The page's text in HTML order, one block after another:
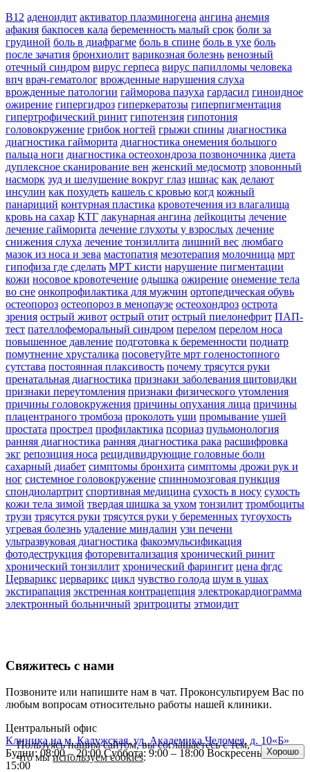
B12 аденоидит активатор плазминогена ангина анемия
афакия бакпосев кала беременность малый срок боли за
грудиной боль в диафрагме боль в спине боль в ухе боль
после зачатия бронхиолит варикозная болезнь венозный
отечный синдром вирус герпеса вирус папилломы человека
впч врач-гематолог врожденные нарушения слуха
врожденные патологии гайморова пазуха гардасил гиноидное
ожирение гипергидроз гиперкератозы гиперпигментация
гипертрофический ринит гипотензия гипотония
головокружение грибок ногтей грыжи спины диагностика
диагностика гайморита диагностика онемения большого
пальца ноги диагностика остеохондроза позвоночника диета
дуплексное сканирование вен женский медосмотр зловонный
насморк зуд и шелушение вокруг глаз ишиас как делают
инсулин как похудеть кашель с кровью когд кожный
панариций контурная пластика кровотечения из влагалища
кровь на сахар КТГ лакунарная ангина лейкоциты лечение
лечение гайморита лечение глухоты у взрослых лечение
снижения слуха лечение тонзиллита лишний вес люмбаго
мазок из носа и зева мастопатия мезотерапия молочница мрт
гипофиза где сделать МРТ кисти нарушение пигментации
кожи носовое кровотечение одышка ожирение онемение тела
во сне онкопрофилактика для мужчин ортопедическая обувь
остеопороз остеопороз в менопаузе остеохондроз острота
зрения острый живот острый отит острый пиелонефрит ПАП-
тест пателлофеморальный синдром перелом перелом носа
повышенное давление подготовка к беременности подиатр
помутнение хрусталика посоветуйте мрт голеностопного
сутстава постоянная плаксивость почему трясутся руки
пренатальная диагностика признаки заболевания щитовидки
признаки переутомления признаки физического утомления
причины головокружения причины опухания лица причины
плацентраного тромбоза проколоть уши промывание ушей
простата прострел профилактика псориаз пульмонология
ранняя диагностика ранняя диагностика рака расшифровка
экг репозиция носа рецидивидрующие головные боли
сахарный диабет симптомы бронхита симптомы дрожи рук и
ног системное головокружение спинномозговая пункция
спондиолартрит спортивная медицина сухость в носу сухость
кожи тела зимой твердая шишка за ухом тонзилит тромбоциты
трузи трясутся руки трясутся руки у беременных тугоухость
угревая болезнь удаление миндалин узи печени
ультразвуковая диагностика факоэмульсификация
фотодеструкция фоторевитализация хронический ринит
хронический тонзиллит хронический фарингит цена фгдс
Церварикс церварикс цикл чувство голода шум в ушах
экстирапация экстренная контрацепция электрокардиограмма
электронный больничный эритроциты этмоидит
Свяжитесь с нами
Позвоните или напишите нам в чат. Проконсультируем Вас по
любым вопросам относительно работы нашей клиники.
Центральный офис
Клиника на м. Калужская, ул. Академика Челомея, д. 10«Б»
Будни: 08:00 – 20:00 Суббота: 9:00 – 18:00 Воскресенье: 09:00 -
15:00
Пользуясь нашим сайтом, вы соглашаетесь с тем,
что мыиспользуем cookies. Хорошо